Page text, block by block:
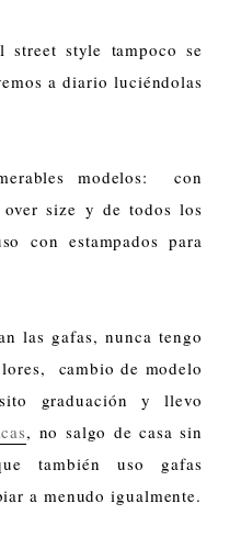
street style tampoco se
a diario luciéndolas
modelos: con
size y de todos los
con estampados para
las gafas, nunca tengo
cambio de modelo
graduación y llevo
, no salgo de casa sin
también uso gafas
a menudo igualmente.